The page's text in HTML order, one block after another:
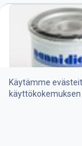
Alkuperäinen
Oikea
suoja
huolettomat
tuntia kaudessa,
varastosta.
Voitele tiiviste,
kierrosta), esitäytä
ja vuodot. Hävitä
Käytämme
käyttökokemuksen